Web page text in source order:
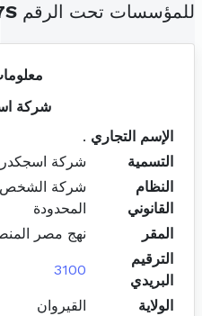
للمؤسسات تحت الرقم
شركة
الإسم التجاري .
التسمية
شركة
النظام
القانوني
شركة الشخص
المحدودة
المقر
نهج مصر
الترقيم
البريدي
3100
الولاية القيروان